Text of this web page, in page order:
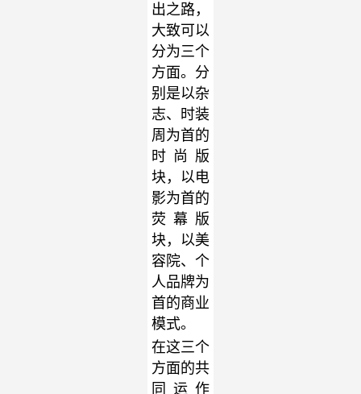
出之路，
大致可以
分为三个
方面。分
别是以杂
志、时装
周为首的
时尚版
块，以电
影为首的
荧幕版
块，以美
容院、个
人品牌为
首的商业
模式。
在这三个
方面的共
同运作